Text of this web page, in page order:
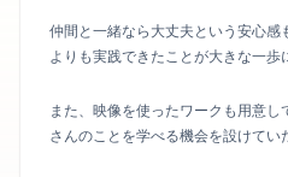
仲間と一緒なら大丈夫という安心
よりも実践できたことが大きな一歩
また、映像を使ったワークも用意し
さんのことを学べる機会を設けてい